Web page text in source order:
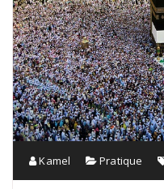
Kamel Pratique